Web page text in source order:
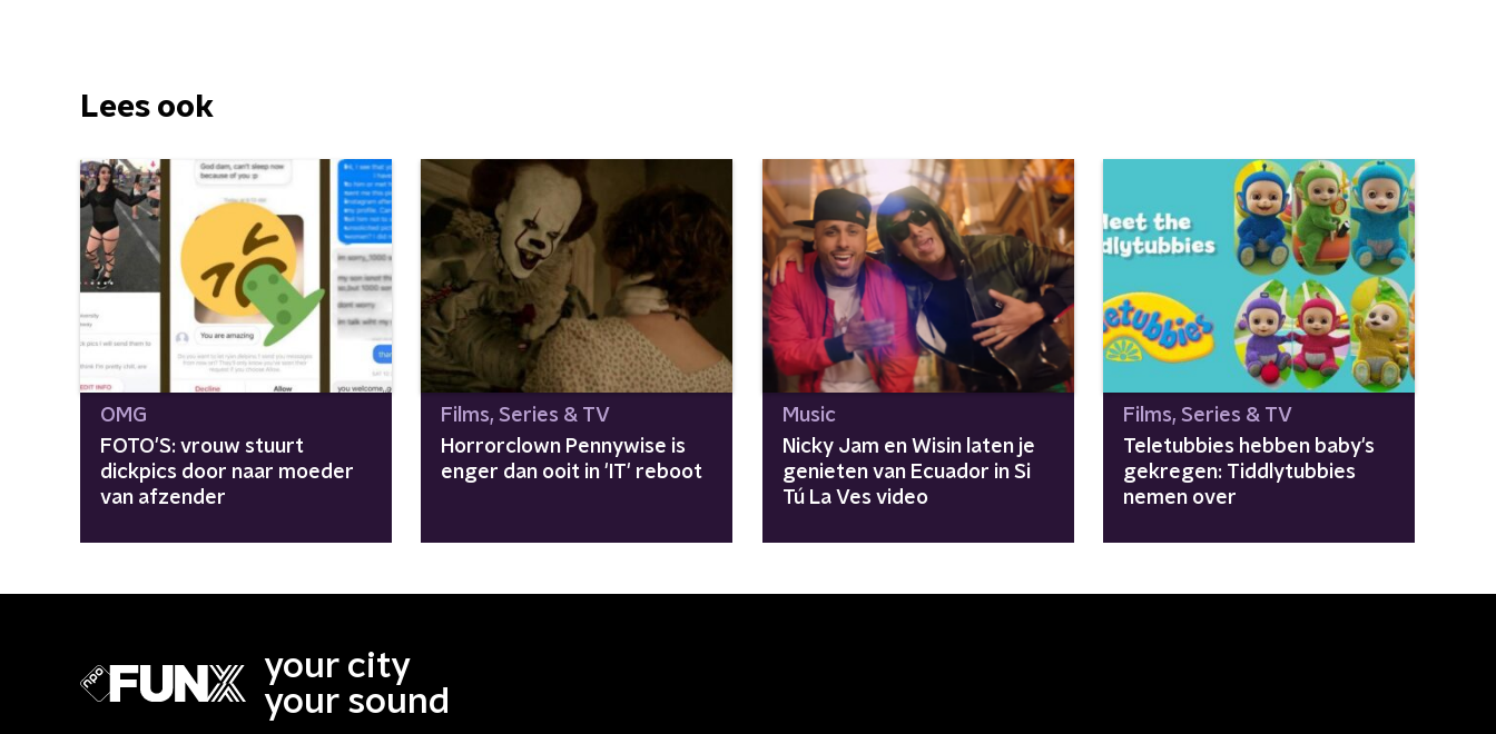
Lees ook
OMG
FOTO'S: vrouw stuurt
dickpics door naar moeder
van afzender
Films, Series & TV
Horrorclown Pennywise is
enger dan ooit in 'IT' reboot
Music
Nicky Jam en Wisin laten je
genieten van Ecuador in Si
Tú La Ves video
Films, Series & TV
Teletubbies hebben baby's
gekregen: Tiddlytubbies
nemen over
your city
your sound